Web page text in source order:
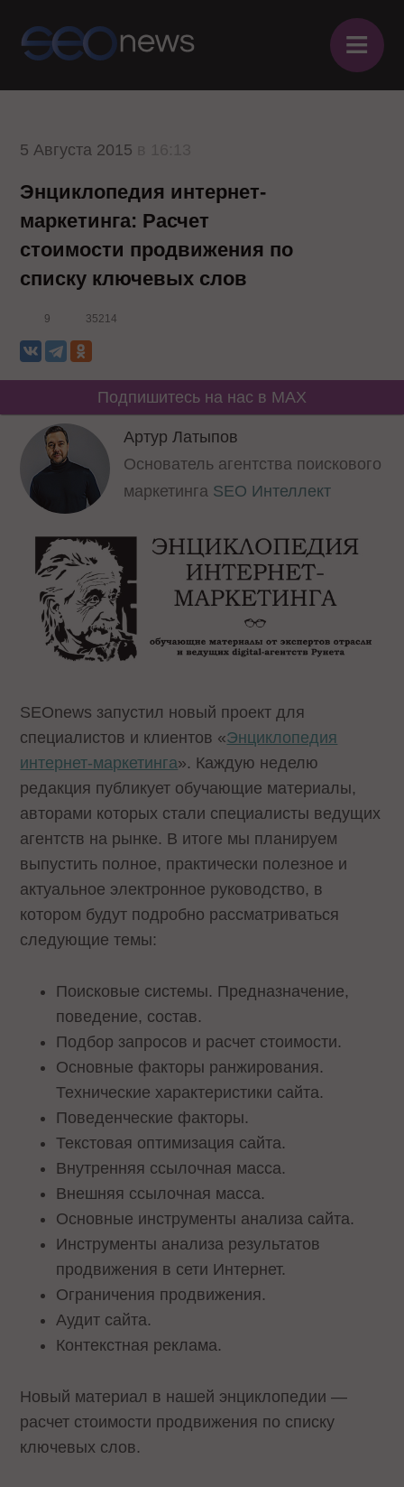
≡
5 Августа 2015
Энциклопедия интернет-
маркетинга: Расчет
стоимости продвижения по
списку ключевых слов
9 35214
Подпишитесь на нас в MAX
Артур Латыпов
Основатель агентства поискового
маркетинга SEO Интеллект
SEOnews запустил новый проект для
специалистов и клиентов «Энциклопедия
интернет-маркетинга». Каждую неделю
редакция публикует обучающие материалы,
авторами которых стали специалисты ведущих
агентств на рынке. В итоге мы планируем
выпустить полное, практически полезное и
актуальное электронное руководство, в
котором будут подробно рассматриваться
следующие темы:
Поисковые системы. Предназначение,
поведение, состав.
Подбор запросов и расчет стоимости.
Основные факторы ранжирования.
Технические характеристики сайта.
Поведенческие факторы.
Текстовая оптимизация сайта.
Внутренняя ссылочная масса.
Внешняя ссылочная масса.
Основные инструменты анализа сайта.
Инструменты анализа результатов
продвижения в сети Интернет.
Ограничения продвижения.
Аудит сайта.
Контекстная реклама.
Новый материал в нашей энциклопедии —
расчет стоимости продвижения по списку
ключевых слов.